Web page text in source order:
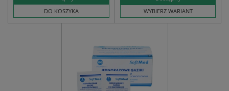
DO KOSZYKA
WYBIERZ WARIANT